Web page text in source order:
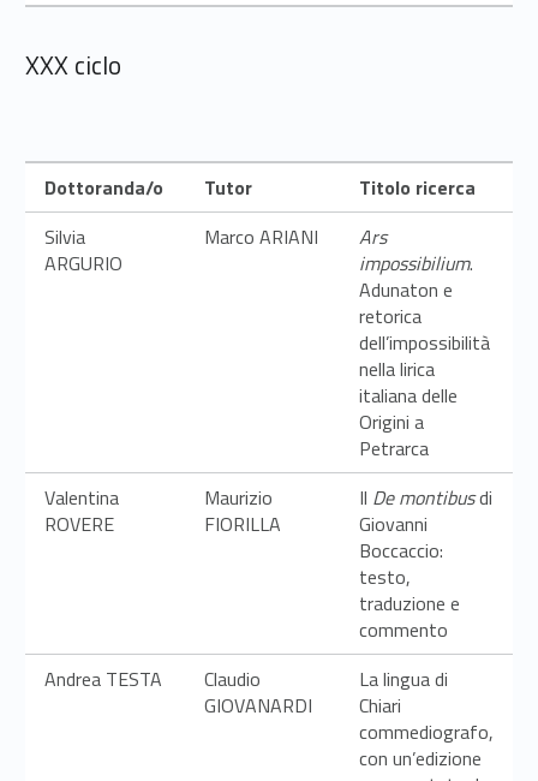
XXX ciclo
Dottoranda/o Tutor
Titolo ricerca
Silvia
ARGURIO
Marco ARIANI
Ars
impossibilium.
Adunaton e
retorica
dell’impossibilità
nella lirica
italiana delle
Origini a
Petrarca
Valentina
ROVERE
Maurizio
FIORILLA
Il De montibusdi
Giovanni
Boccaccio:
testo,
traduzione e
commento
Andrea TESTA
Claudio
GIOVANARDI
La lingua di
Chiari
commediografo,
con un’edizione